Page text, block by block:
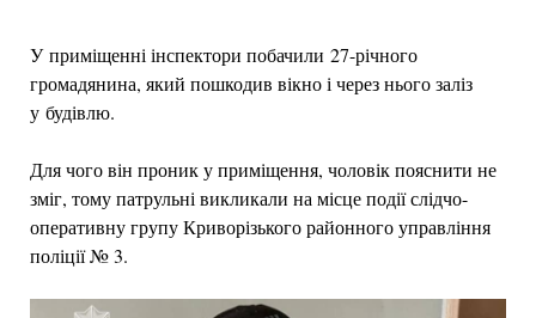
У приміщенні інспектори побачили 27-річного
громадянина, який пошкодив вікно і через нього заліз
у будівлю.
Для чого він проник у приміщення, чоловік пояснити не
зміг, тому патрульні викликали на місце події слідчо-
оперативну групу Криворізького районного управління
поліції № 3.